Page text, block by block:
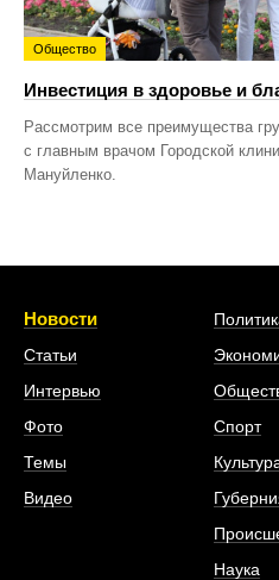
Общество
Инвестиция в здоровье и
Рассмотрим все преимущества
с главным врачом Городской
Мануйленко.
Новости
Статьи
Интервью
Фото
Темы
Видео
Спорт
Наука